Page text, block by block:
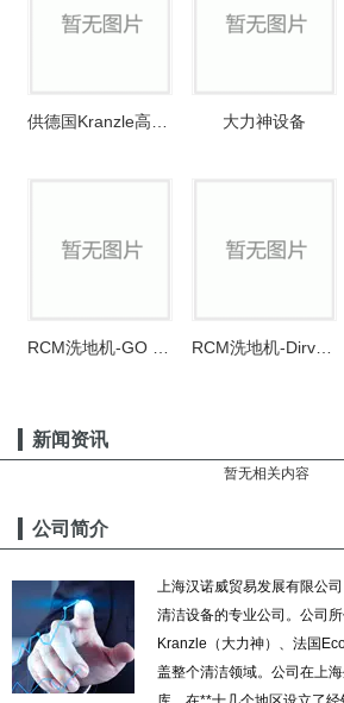
大力神设备
新闻资讯
暂无相关内容
公司简介
上海汉诺威贸易发展有限公
清洁设备的专业公司。公司
Kranzle（大力神）、法国
盖整个清洁领域。公司在上